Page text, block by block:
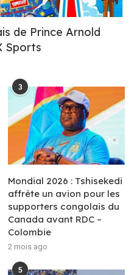
de Prince Arnold
Sports
3
Mondial 2026 : Tshisekedi
affrète un avion pour les
supporters congolais du
Canada avant RDC –
Colombie
2 mois ago
5